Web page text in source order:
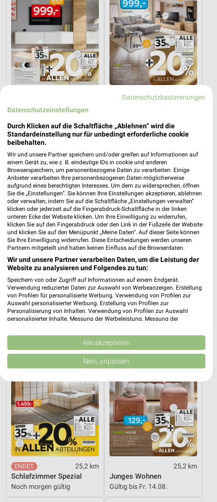
Gültig bis Fr. 14.08.
25,2 km
XXXLutz
25,2 km
Gartenmöbel-Abverkauf
Gültig bis Fr. 28.08.
Thomas Philipps
6,2 km
Angebote ab 03.08.
Gültig bis Sa. 08.08.
XXXLutz
25,2 km
Schlafzimmer Spezial
Noch morgen gültig
XXXLutz
25,2 km
Junges Wohnen
Gültig bis Fr. 14.08.
Datenschutzbestimmungen
Datenschutzeinstellungen
Durch Klicken auf die Schaltfläche „Ablehnen“ wird die
Standardeinstellung nur für unbedingt erforderliche cookie
beibehalten.
Wir und unsere Partner speichern und/oder greifen auf Informationen auf
einem Gerät zu, wie z. B. eindeutige IDs in cookie und anderen
Browserspeichern, um personenbezogene Daten zu verarbeiten. Einige
Anbieter verarbeiten Ihre personenbezogenen Daten möglicherweise
aufgrund eines berechtigten Interesses. Um dem zu widersprechen, öffnen
Sie die „Einstellungen“. Sie können Ihre Einstellungen akzeptieren, ablehnen
oder verwalten, indem Sie auf die Schaltfläche „Einstellungen verwalten“
klicken oder jederzeit auf die Fingerabdruck-Schaltfläche in der linken
unteren Ecke der Website klicken. Um Ihre Einwilligung zu widerrufen,
klicken Sie auf den Fingerabdruck oder den Link in der Fußzeile der Website
und klicken Sie auf den Menüpunkt „Meine Daten“. Auf dieser Seite können
Sie Ihre Einwilligung widerrufen. Diese Entscheidungen werden unseren
Partnern mitgeteilt und haben keinen Einfluss auf die Browserdaten.
Wir und unsere Partner verarbeiten Daten, um die Leistung der
Website zu analysieren und Folgendes zu tun:
Speichern von oder Zugriff auf Informationen auf einem Endgerät.
Verwendung reduzierter Daten zur Auswahl von Werbeanzeigen. Erstellung
von Profilen für personalisierte Werbung. Verwendung von Profilen zur
Auswahl personalisierter Werbung. Erstellung von Profilen zur
Personalisierung von Inhalten. Verwendung von Profilen zur Auswahl
personalisierter Inhalte. Messung der Werbeleistung. Messung der
Kombinationen von Daten aus verschiedenen Quellen. Entwicklung und
Verbesserung der Angebote. Verwendung reduzierter Daten zur Auswahl
von Inhalten.
Daten können außerhalb der Europäischen Union weitergegeben und in die
Website/App.
Partnerliste anzeigen (1 IAB-Anbieter)
Wir nutzen Ihre Daten für folgende Zwecke:
IAB-Verarbeitungszwecke:
Speichern von oder Zugriff auf Informationen
auf einem Endgerät
Verwendung reduzierter Daten zur Auswahl von
Werbeanzeigen
Erstellung von Profilen für personalisierte
Alle akzeptieren
Nein, anpassen